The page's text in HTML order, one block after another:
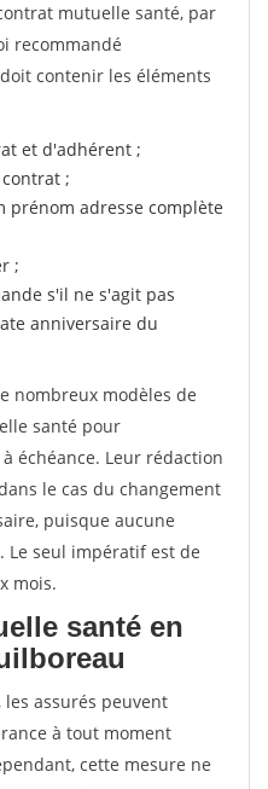
mutuelle santé, par
recommandé
contenir les éléments
et d'adhérent ;
;
prénom adresse complète
;
s'il ne s'agit pas
anniversaire du
nombreux modèles de
santé pour
échéance. Leur rédaction
le cas du changement
puisque aucune
Le seul impératif est de
mois.
santé en
les assurés peuvent
à tout moment
cette mesure ne